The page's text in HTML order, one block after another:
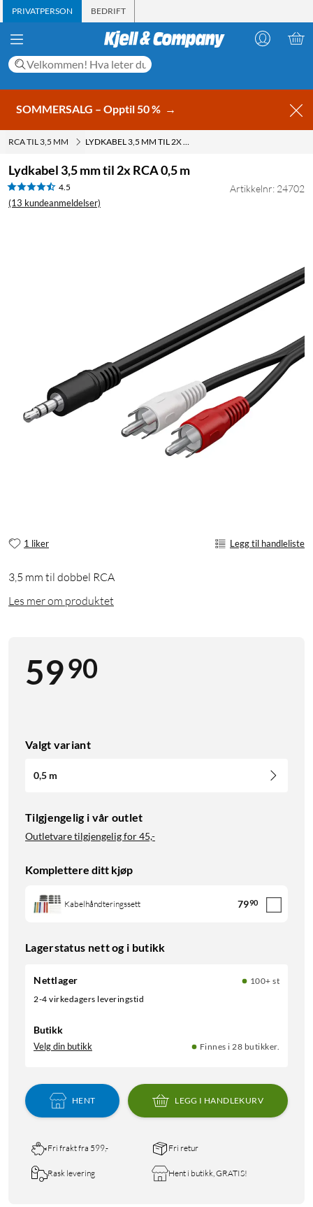
PRIVATPERSON BEDRIFT
SOMMERSALG – Opptil 50 % →
RCA TIL 3,5 MM LYDKABEL 3,5 MM TIL 2X RCA 0,5 M
Lydkabel 3,5 mm til 2x RCA 0,5 m
4.5
(13 kundeanmeldelser)
Artikkelnr: 24702
1 liker Legg til handleliste
3,5 mm til dobbel RCA
Les mer om produktet
5990
Valgt variant
0,5 m
Tilgjengelig i vår outlet
Outletvare tilgjengelig for45,-
Komplettere ditt kjøp
Kabelhåndteringssett 7990
Lagerstatus nett og i butikk
Nettlager
100+ st
2-4 virkedagers leveringstid
Butikk
Velg din butikk Finnes i 28 butikker.
HENT LEGG I HANDLEKURV
Fri frakt fra 599,- Fri retur
Rask levering Hent i butikk, GRATIS!